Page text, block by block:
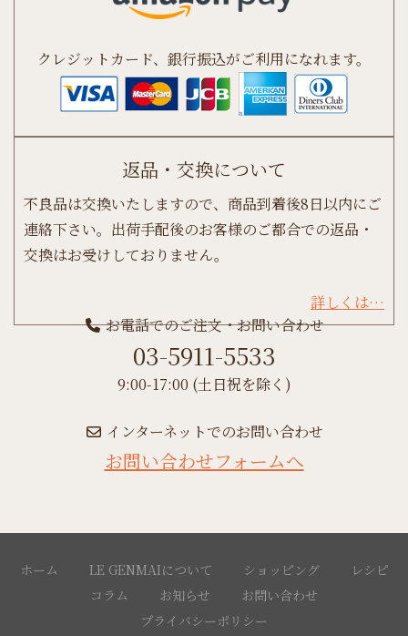
クレジットカード、銀行振込がご利用になれます。
返品・交換について
不良品は交換いたしますので、商品到着後8日以内にご
連絡下さい。出荷手配後のお客様のご都合での返品・
交換はお受けしておりません。
詳しくは…
お電話でのご注文・お問い合わせ
03-5911-5533
9:00-17:00 (土日祝を除く)
インターネットでのお問い合わせ
お問い合わせフォームへ
ホーム LE GENMAIについて ショッピング
レシピ
コラム
お知らせ
お問い合わせ
プライバシーポリシー